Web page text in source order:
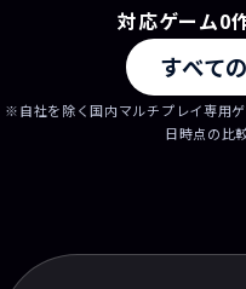
対応ゲーム0
すべて
※自社を除く国内マルチプレイ専用
日時点の比